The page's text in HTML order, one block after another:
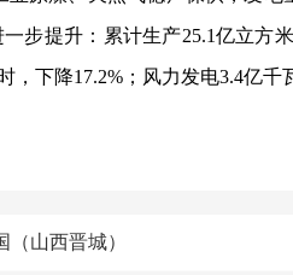
步提升：累计生产25.1亿立方
，下降17.2%；风力发电3.4亿
（山西晋城）